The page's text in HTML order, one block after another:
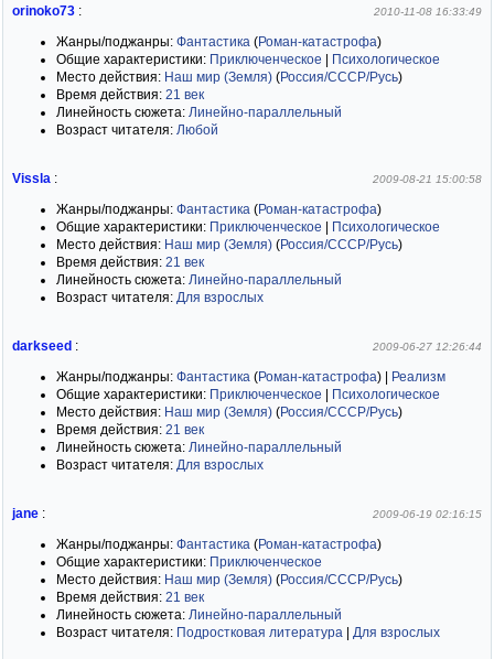
orinoko73 : 2010-11-08 16:33:49
Жанры/поджанры: Фантастика (Роман-катастрофа)
Общие характеристики: Приключенческое
Психологическое
Место действия: Наш мир (Земля) (Россия/СССР/Русь)
Время действия: 21 век
Линейность сюжета: Линейно-параллельный
Возраст читателя: Любой
Vissla : 2009-08-21 15:00:58
Жанры/поджанры: Фантастика (Роман-катастрофа)
Общие характеристики: Приключенческое
Психологическое
Место действия: Наш мир (Земля) (Россия/СССР/Русь)
Время действия: 21 век
Линейность сюжета: Линейно-параллельный
Возраст читателя: Для взрослых
darkseed : 2009-06-27 12:26:44
Жанры/поджанры: Фантастика (Роман-катастрофа)
Реализм
Общие характеристики: Приключенческое
Психологическое
Место действия: Наш мир (Земля) (Россия/СССР/Русь)
Время действия: 21 век
Линейность сюжета: Линейно-параллельный
Возраст читателя: Для взрослых
jane : 2009-06-19 02:16:15
Жанры/поджанры: Фантастика (Роман-катастрофа)
Общие характеристики: Приключенческое
Место действия: Наш мир (Земля) (Россия/СССР/Русь)
Время действия: 21 век
Линейность сюжета: Линейно-параллельный
Возраст читателя: Подростковая литература Для взрослых